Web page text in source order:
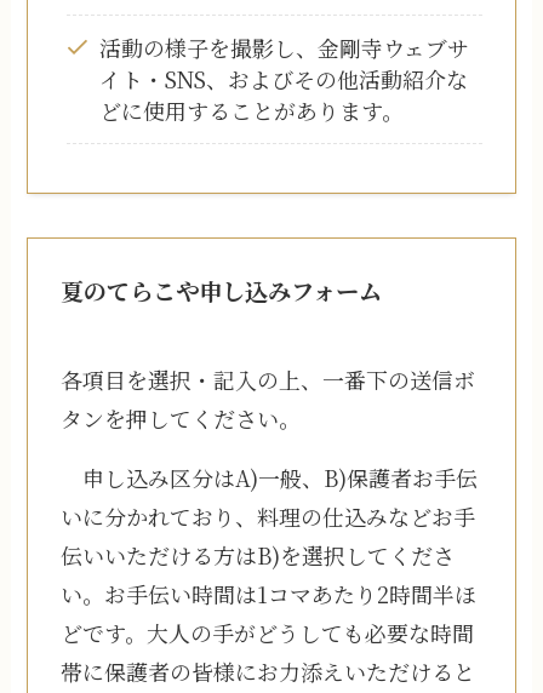
活動の様子を撮影し、金剛寺ウェブサ
イト・SNS、およびその他活動紹介な
どに使用することがあります。
夏のてらこや申し込みフォーム
各項目を選択・記入の上、一番下の送信ボ
タンを押してください。
申し込み区分はA)一般、B)保護者お手伝
いに分かれており、料理の仕込みなどお手
伝いいただける方はB)を選択してくださ
い。お手伝い時間は1コマあたり2時間半ほ
どです。大人の手がどうしても必要な時間
帯に保護者の皆様にお力添えいただけると